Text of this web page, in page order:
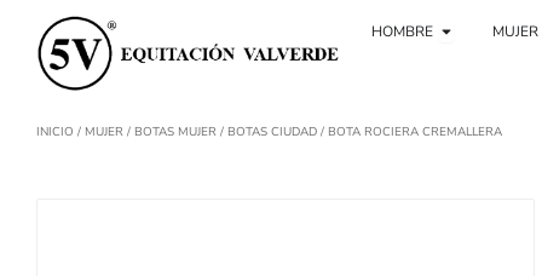
contenido
HOMBRE OuvrirMUJER
INICIO / MUJER / BOTAS MUJER / BOTAS CIUDAD / BOTA ROCIERA CREMALLERA